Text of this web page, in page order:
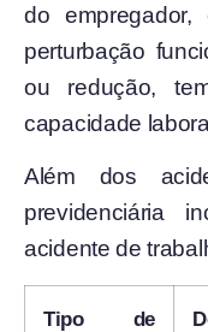
do
perturbação
ou redução,
capacidade
Além dos
previdenciária
acidente de
Tipo de